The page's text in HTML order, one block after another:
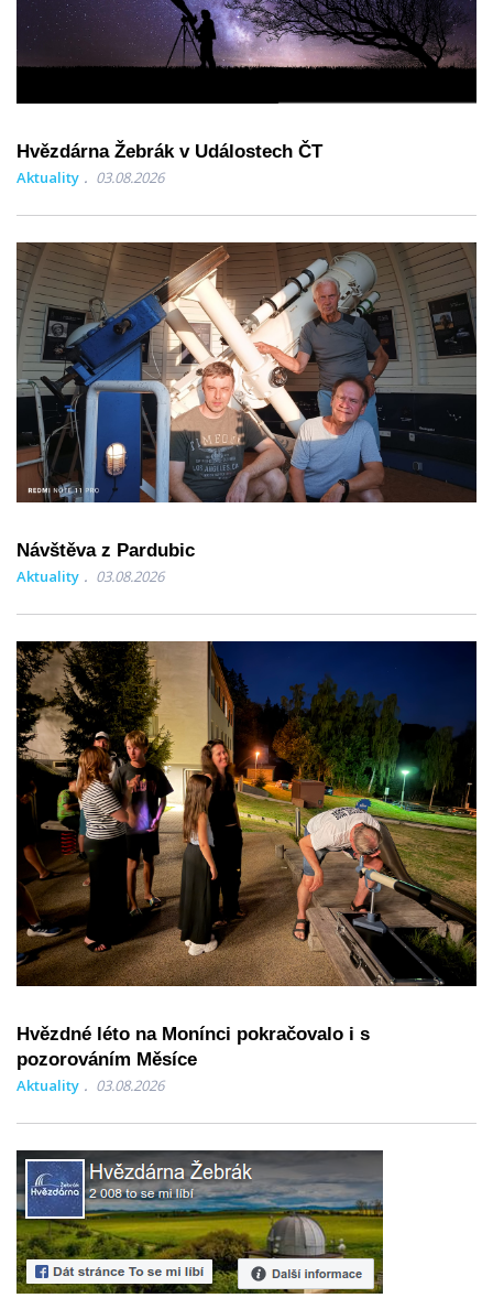
Hvězdárna Žebrák v Událostech ČT
Aktuality 03.08.2026
Návštěva z Pardubic
Aktuality 03.08.2026
Hvězdné léto na Monínci pokračovalo i s
pozorováním Měsíce
Aktuality 03.08.2026